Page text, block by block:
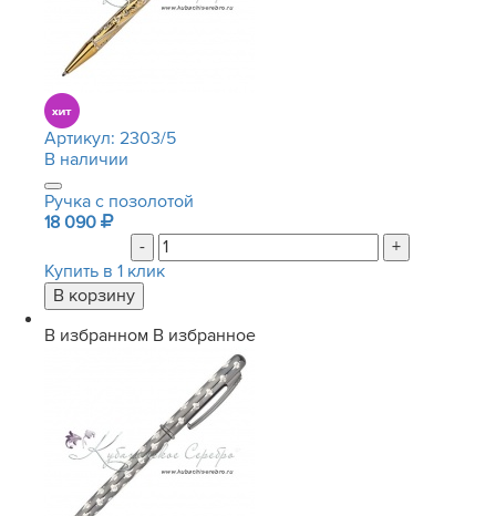
Артикул: 2303/5
В наличии
Ручка с позолотой
18 090
-
+
Купить в 1 клик
В избранном В избранное